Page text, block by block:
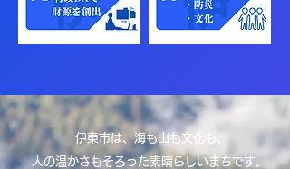
伊東市は、海も山も文化も、
人の温かさもそろった素晴らしいまちです。